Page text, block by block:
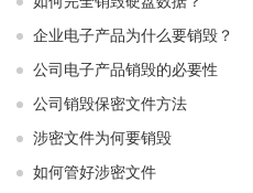
企业电子产品为什么要销毁？
公司电子产品销毁的必要性
公司销毁保密文件方法
涉密文件为何要销毁
如何管好涉密文件